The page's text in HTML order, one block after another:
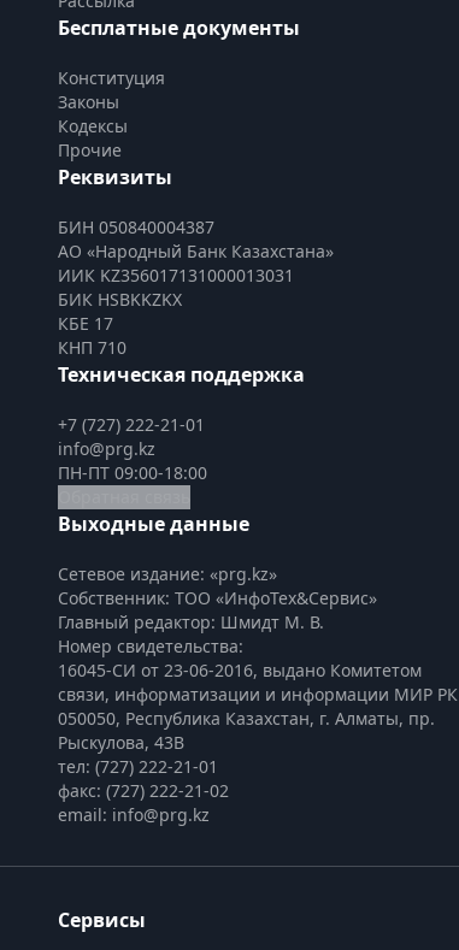
Бесплатные документы
Конституция
Законы
Кодексы
Прочие
Реквизиты
БИН 050840004387
АО «Народный Банк Казахстана»
ИИК KZ356017131000013031
БИК HSBKKZKX
КБЕ 17
КНП 710
Техническая поддержка
+7 (727) 222-21-01
info@prg.kz
ПН-ПТ 09:00-18:00
Выходные данные
Сетевое издание: «prg.kz»
Собственник: ТОО «ИнфоТех&Сервис»
Главный редактор: Шмидт М. В.
Номер свидетельства:
16045-СИ от 23-06-2016, выдано Комитетом
связи, информатизации и информации МИР РК
050050, Республика Казахстан, г. Алматы, пр.
Рыскулова, 43В
тел: (727) 222-21-01
факс: (727) 222-21-02
email: info@prg.kz
Сервисы